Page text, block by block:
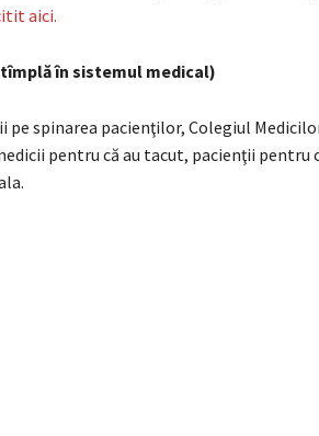
aici.
în sistemul medical)
pe spinarea pacienţilor, Colegiul
pentru că au tacut, pacienţii pentru